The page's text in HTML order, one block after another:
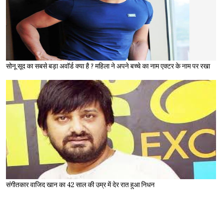
सोनू सूद का सबसे बड़ा अवॉर्ड क्या है ? महिला ने अपने बच्चे का नाम एक्टर के नाम पर रखा
संगीतकार वाजिद खान का 42 साल की उम्र में देर रात हुआ निधन